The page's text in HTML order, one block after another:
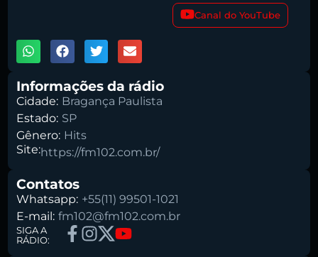
Pesquise aqui a sua rádio favorita:
Canal do YouTube
Informações da rádio
Cidade: Bragança Paulista
Estado: SP
Gênero: Hits
Site:https://fm102.com.br/
Contatos
Whatsapp: +55(11) 99501-1021
E-mail: fm102@fm102.com.br
SIGA A
RÁDIO: